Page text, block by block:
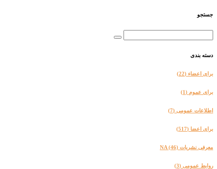
جستجو
دسته بندی
برای اعضاء (22)
برای عموم (1)
اطلاعات عمومی (7)
برای اعضا (517)
معرفی نشریات NA (46)
روابط عمومی (3)